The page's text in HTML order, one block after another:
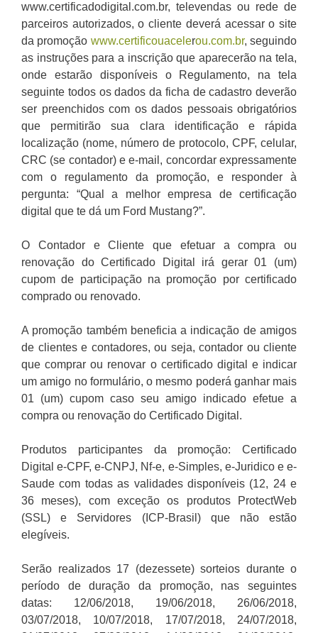
www.certificadodigital.com.br, televendas ou rede de
parceiros autorizados, o cliente deverá acessar o site
da promoção www.certificouacelerou.com.br, seguindo
as instruções para a inscrição que aparecerão na tela,
onde estarão disponíveis o Regulamento, na tela
seguinte todos os dados da ficha de cadastro deverão
ser preenchidos com os dados pessoais obrigatórios
que permitirão sua clara identificação e rápida
localização (nome, número de protocolo, CPF, celular,
CRC (se contador) e e-mail, concordar expressamente
com o regulamento da promoção, e responder à
pergunta: “Qual a melhor empresa de certificação
digital que te dá um Ford Mustang?”.
O Contador e Cliente que efetuar a compra ou
renovação do Certificado Digital irá gerar 01 (um)
cupom de participação na promoção por certificado
comprado ou renovado.
A promoção também beneficia a indicação de amigos
de clientes e contadores, ou seja, contador ou cliente
que comprar ou renovar o certificado digital e indicar
um amigo no formulário, o mesmo poderá ganhar mais
01 (um) cupom caso seu amigo indicado efetue a
compra ou renovação do Certificado Digital.
Produtos participantes da promoção: Certificado
Digital e-CPF, e-CNPJ, Nf-e, e-Simples, e-Juridico e e-
Saude com todas as validades disponíveis (12, 24 e
36 meses), com exceção os produtos ProtectWeb
(SSL) e Servidores (ICP-Brasil) que não estão
elegíveis.
Serão realizados 17 (dezessete) sorteios durante o
período de duração da promoção, nas seguintes
datas: 12/06/2018, 19/06/2018, 26/06/2018,
03/07/2018, 10/07/2018, 17/07/2018, 24/07/2018,